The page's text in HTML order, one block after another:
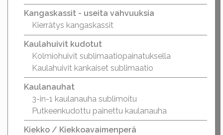
Kangaskassit - useita vahvuuksia
Kierrätys kangaskassit
Kaulahuivit kudotut
Kolmiohuivit sublimaatiopainatuksella
Kaulahuivit kankaiset sublimaatio
Kaulanauhat
3-in-1 kaulanauha sublimoitu
Putkeenkudottu painettu kaulanauha
Kiekko / Kiekkoavaimenperä